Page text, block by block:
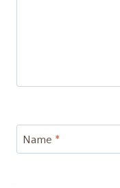
Name *